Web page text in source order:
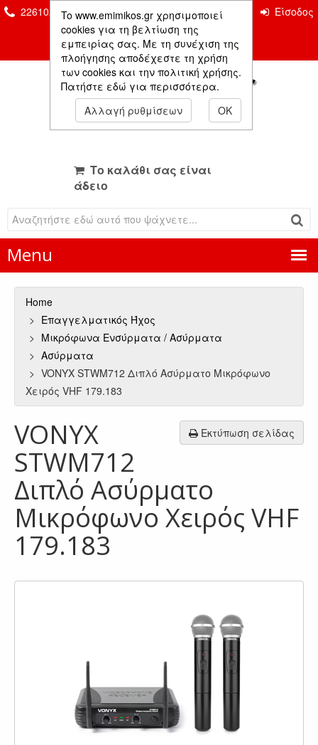
To www.emimikos.gr χρησιμοποιεί
cookies για τη βελτίωση της
εμπειρίας σας. Με τη συνέχιση της
πλοήγησης αποδέχεστε τη χρήση
των cookies και την πολιτική χρήσης.
Πατήστε εδώ για περισσότερα.
Αλλαγή ρυθμίσεων
OK
2261026435 & 2261081666 Επικοινωνία
Είσοδος
Μέλους
Το καλάθι σας είναι
άδειο
Menu
Home
Επαγγελματικός Ήχος
Μικρόφωνα Ενσύρματα / Aσύρματα
Ασύρματα
VONYX STWM712 Διπλό Ασύρματο Μικρόφωνο
Χειρός VHF 179.183
Εκτύπωση σελίδας
VONYX
STWM712
Διπλό Ασύρματο
Μικρόφωνο Χειρός VHF
179.183